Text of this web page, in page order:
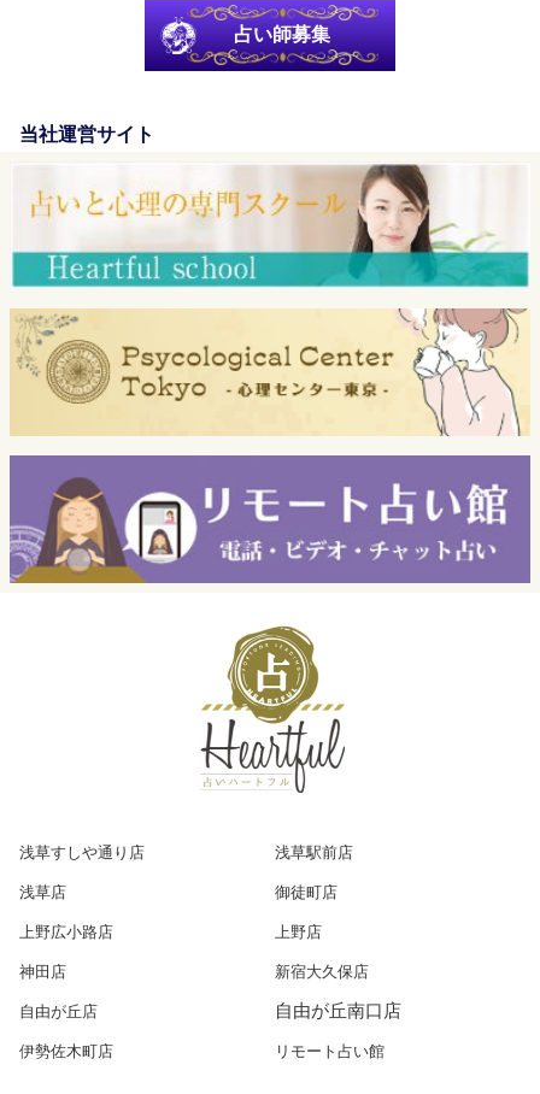
占い師募集
当社運営サイト
浅草すしや通り店
浅草駅前店
浅草店
御徒町店
上野広小路店
上野店
神田店
新宿大久保店
自由が丘店
自由が丘南口店
伊勢佐木町店 リモート占い館